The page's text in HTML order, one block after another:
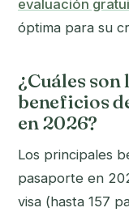
evaluación
óptima para su
¿Cuáles
beneficios
en 2026?
Los principales
pasaporte en
visa (hasta 157